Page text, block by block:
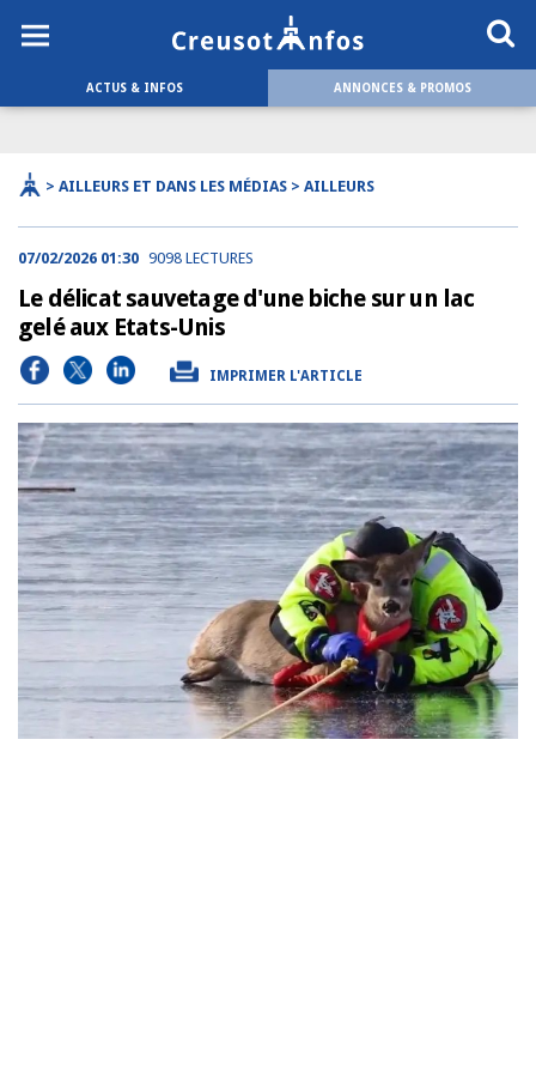
ACTUS & INFOS ANNONCES & PROMOS
> AILLEURS ET DANS LES MÉDIAS > AILLEURS
07/02/2026 01:30 9098 LECTURES
Le délicat sauvetage d'une biche sur un lac
gelé aux Etats-Unis
IMPRIMER L'ARTICLE